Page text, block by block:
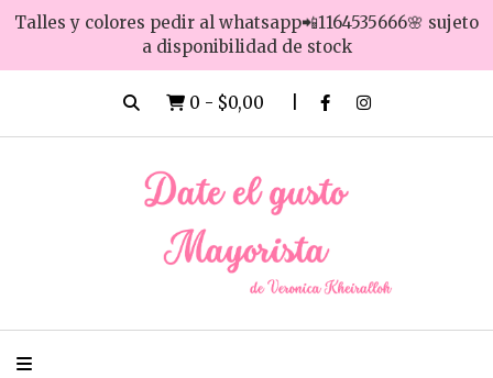
Talles y colores pedir al whatsapp📲1164535666🌸 sujeto
a disponibilidad de stock
0 - $0,00